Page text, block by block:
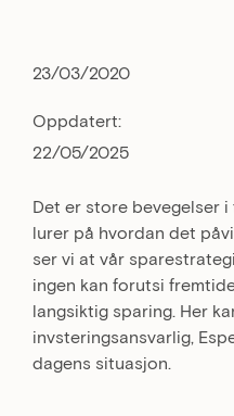
23/03/2020
Oppdatert:
22/05/2025
Det er store bevegelser
lurer på hvordan det
ser vi at vår
ingen kan forutsi
langsiktig sparing. Her
invsteringsansvarlig,
dagens situasjon.